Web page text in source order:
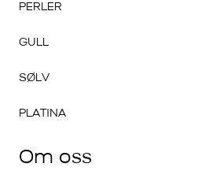
PERLER
GULL
SØLV
PLATINA
Om oss